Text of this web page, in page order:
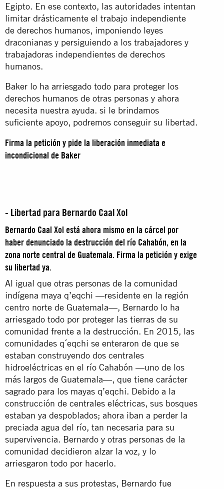
Egipto. En ese contexto, las autoridades intentan
limitar drásticamente el trabajo independiente
de derechos humanos, imponiendo leyes
draconianas y persiguiendo a los trabajadores y
trabajadoras independientes de derechos
humanos.
Baker lo ha arriesgado todo para proteger los
derechos humanos de otras personas y ahora
necesita nuestra ayuda. si le brindamos
suficiente apoyo, podremos conseguir su libertad.
Firma la petición y pide la liberación inmediata e
incondicional de Baker
- Libertad para Bernardo Caal Xol
Bernardo Caal Xol está ahora mismo en la cárcel por
haber denunciado la destrucción del río Cahabón, en la
zona norte central de Guatemala. Firma la petición y exige
su libertad ya.
Al igual que otras personas de la comunidad
indígena maya q’eqchi —residente en la región
centro norte de Guatemala—, Bernardo lo ha
arriesgado todo por proteger las tierras de su
comunidad frente a la destrucción. En 2015, las
comunidades q´eqchi se enteraron de que se
estaban construyendo dos centrales
hidroeléctricas en el río Cahabón —uno de los
más largos de Guatemala—, que tiene carácter
sagrado para los mayas q’eqchi. Debido a la
construcción de centrales eléctricas, sus bosques
estaban ya despoblados; ahora iban a perder la
preciada agua del río, tan necesaria para su
supervivencia. Bernardo y otras personas de la
comunidad decidieron alzar la voz, y lo
arriesgaron todo por hacerlo.
En respuesta a sus protestas, Bernardo fue